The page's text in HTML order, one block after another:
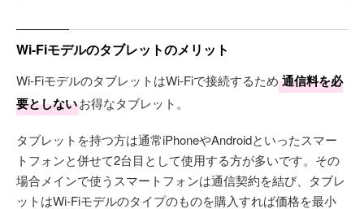
Wi-Fiモデルのタブレットのメリット
Wi-FiモデルのタブレットはWi-Fiで接続するため 通信料を必
要としないお得なタブレット。
タブレットを持つ方は通常iPhoneやAndroidといったスマー
トフォンと併せて2台目として使用する方が多いです。その
場合メインで使うスマートフォンは通信契約を結び、タブレ
ットはWi-Fiモデルのタイプのものを購入すれば価格を最小